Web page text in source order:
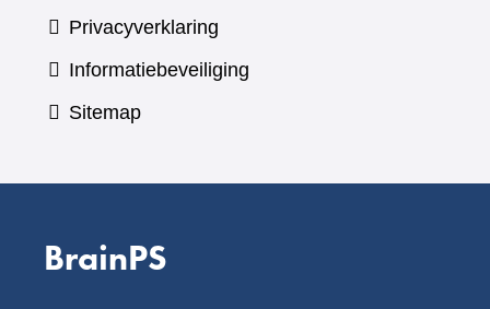
Privacyverklaring
Informatiebeveiliging
Sitemap
BrainPS